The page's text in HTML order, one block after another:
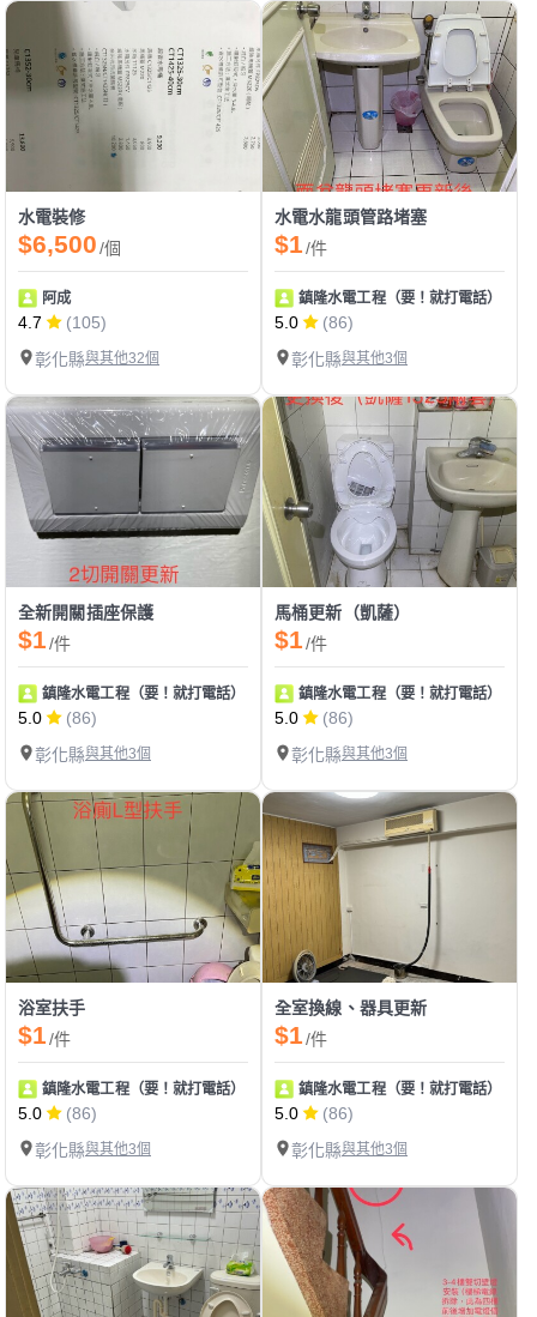
水電裝修
$6,500/個
阿成
4.7
(105)
彰化縣與其他32個
水電水龍頭管路堵塞
$1/件
鎮隆水電工程（要！就打電話）
5.0
(86)
彰化縣與其他3個
全新開關插座保護
$1/件
鎮隆水電工程（要！就打電話）
5.0
(86)
彰化縣與其他3個
馬桶更新（凱薩）
$1/件
鎮隆水電工程（要！就打電話）
5.0
(86)
彰化縣與其他3個
浴室扶手
$1/件
鎮隆水電工程（要！就打電話）
5.0
(86)
彰化縣與其他3個
全室換線、器具更新
$1/件
鎮隆水電工程（要！就打電話）
5.0
(86)
彰化縣與其他3個